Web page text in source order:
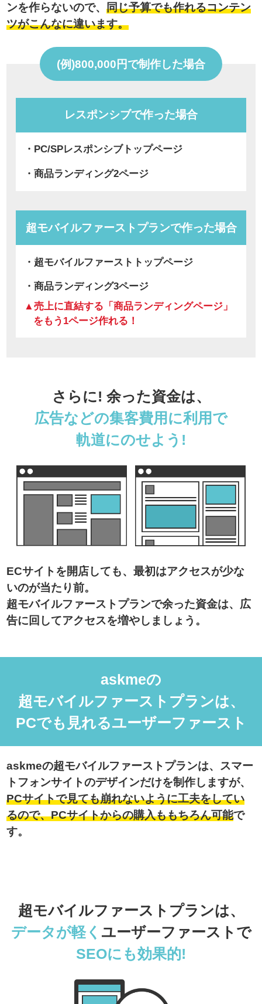
ンを作らないので、同じ予算でも作れるコンテン
ツがこんなに違います。
(例)800,000円で制作した場合
レスポンシブで作った場合
・PC/SPレスポンシブトップページ
・商品ランディング2ページ
超モバイルファーストプランで作った場合
・超モバイルファーストトップページ
・商品ランディング3ページ
▲売上に直結する「商品ランディングページ」
をもう1ページ作れる！
さらに! 余った資金は、
広告などの集客費用に利用で
軌道にのせよう!
ECサイトを開店しても、最初はアクセスが少な
いのが当たり前。
超モバイルファーストプランで余った資金は、広
告に回してアクセスを増やしましょう。
askmeの
超モバイルファーストプランは、
PCでも見れるユーザーファースト
askmeの超モバイルファーストプランは、スマー
トフォンサイトのデザインだけを制作しますが、
PCサイトで見ても崩れないように工夫をしてい
るので、PCサイトからの購入ももちろん可能で
す。
超モバイルファーストプランは、
データが軽く ユーザーファーストで
SEOにも効果的!